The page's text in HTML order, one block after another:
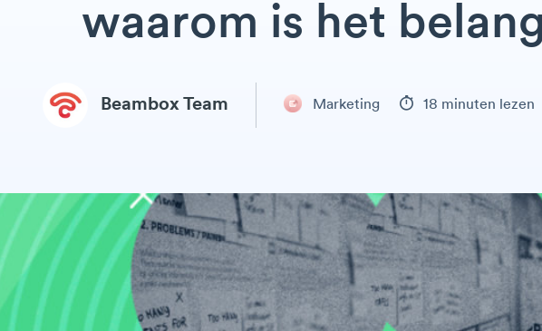
waarom is het
Beambox Team Marketing 18 minuten lezen